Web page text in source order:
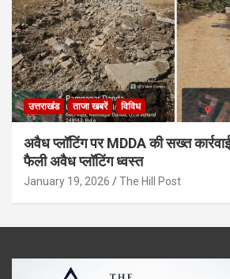
उत्तराखंड ताजा खबरें विविध
अवैध प्लॉटिंग पर MDDA की सख्त
फैली अवैध प्लॉटिंग ध्वस्त
January 19, 2026 The Hill Post